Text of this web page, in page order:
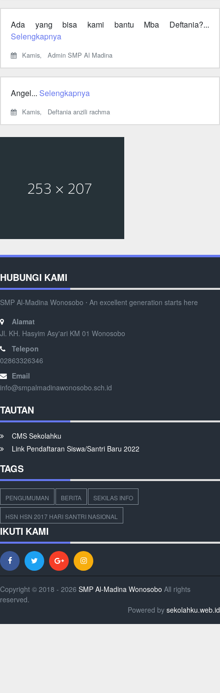
Ada yang bisa kami bantu Mba Deftania?...
Selengkapnya
Kamis, Admin SMP Al Madina
Angel... Selengkapnya
Kamis, Deftania anzili rachma
HUBUNGI KAMI
SMP Al-Madina Wonosobo ⋅ An excellent generation starts here
Alamat
Jl. KH. Hasyim Asy'ari KM 01 Wonosobo
Telepon
02863326346
Email
info@smpalmadinawonosobo.sch.id
TAUTAN
CMS Sekolahku
Link Pendaftaran Siswa/Santri Baru 2022
TAGS
PENGUMUMAN BERITA SEKILAS INFO
HSN HSN 2017 HARI SANTRI NASIONAL
IKUTI KAMI
Copyright © 2018 - 2026 SMP Al-Madina Wonosobo All rights
reserved.
Powered by sekolahku.web.id